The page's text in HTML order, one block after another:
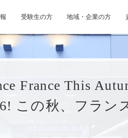
受験生の方 地域・企業の方
France This
この秋、フラ